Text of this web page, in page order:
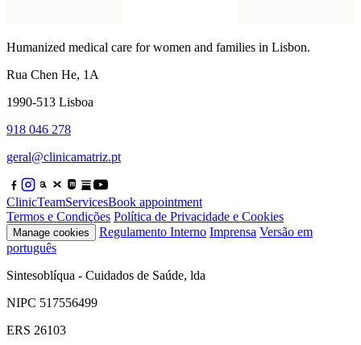
Humanized medical care for women and families in Lisbon.
Rua Chen He, 1A
1990-513 Lisboa
918 046 278
geral@clinicamatriz.pt
ClinicTeamServicesBook appointment
Termos e Condições Política de Privacidade e Cookies
Manage cookies Regulamento Interno Imprensa Versão em
português
Sintesoblíqua - Cuidados de Saúde, lda
NIPC 517556499
ERS 26103